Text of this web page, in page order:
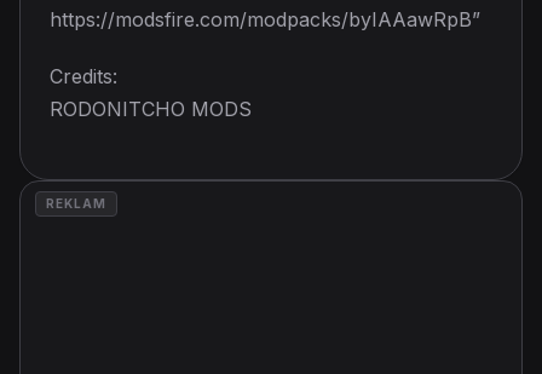
https://modsfire.com/modpacks/byIAAawRpB”
Credits:
RODONITCHO MODS
REKLAM